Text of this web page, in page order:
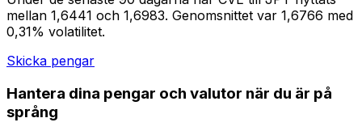
mellan 1,6441 och 1,6983. Genomsnittet var 1,6766 med
0,31% volatilitet.
Skicka pengar
Hantera dina pengar och valutor när du är på
språng